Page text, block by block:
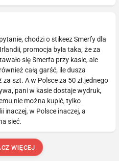
chodzi o stikeez Smerfy dla
promocja była taka, że za
się Smerfa przy kasie, ale
całą garść, ile dusza
za szt. A w Polsce za 50 zł.jednego
pani w kasie dostaje wydruk,
nie można kupić, tylko
inaczej, w Polsce inaczej, a
sieć.
WIĘCEJ